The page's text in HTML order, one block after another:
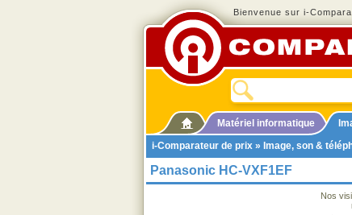
Bienvenue sur i-
Matériel informatique
i-Comparateur de prix » Image, son &
Panasonic HC-VXF1EF
Nos